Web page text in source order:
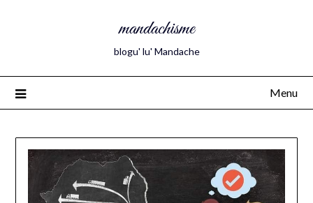
mandachisme
blogu' lu' Mandache
Menu